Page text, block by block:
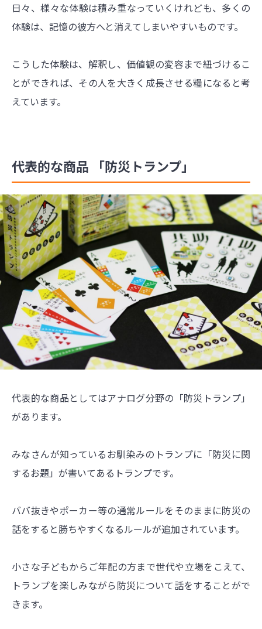
日々、様々な体験は積み重なっていくけれども、多くの
体験は、記憶の彼方へと消えてしまいやすいものです。
こうした体験は、解釈し、価値観の変容まで紐づけるこ
とができれば、その人を大きく成長させる糧になると考
えています。
代表的な商品 「防災トランプ」
代表的な商品としてはアナログ分野の「防災トランプ」
があります。
みなさんが知っているお馴染みのトランプに「防災に関
するお題」が書いてあるトランプです。
ババ抜きやポーカー等の通常ルールをそのままに防災の
話をすると勝ちやすくなるルールが追加されています。
小さな子どもからご年配の方まで世代や立場をこえて、
トランプを楽しみながら防災について話をすることがで
きます。